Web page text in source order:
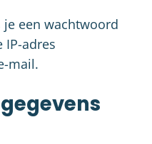
je een wachtwoord
IP-adres
mail.